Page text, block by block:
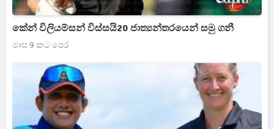
කේන් විලියම්සන් විස්සයි20 ජාත්‍යන්තරයෙන් සමු ගනී
මාස 9 කට පෙර